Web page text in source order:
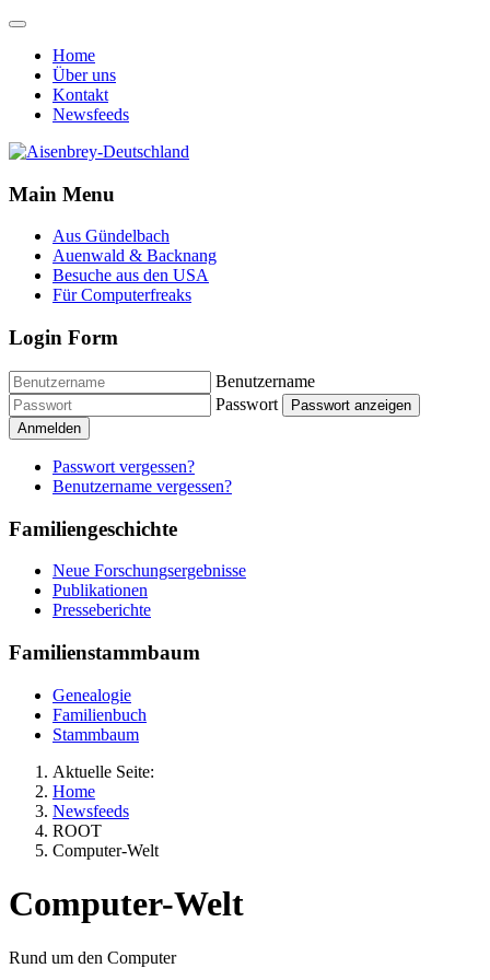
Home
Über uns
Kontakt
Newsfeeds
Main Menu
Aus Gündelbach
Auenwald & Backnang
Besuche aus den USA
Für Computerfreaks
Login Form
Benutzername
Passwort
Passwort anzeigen
Anmelden
Passwort vergessen?
Benutzername vergessen?
Familiengeschichte
Neue Forschungsergebnisse
Publikationen
Presseberichte
Familienstammbaum
Genealogie
Familienbuch
Stammbaum
Aktuelle Seite:
Home
Newsfeeds
ROOT
Computer-Welt
Computer-Welt
Rund um den Computer